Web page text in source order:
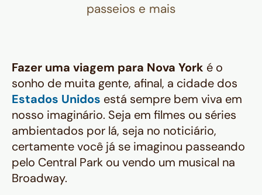
passeios e mais
Fazer uma viagem para Nova York é o
sonho de muita gente, afinal, a cidade dos
Estados Unidos está sempre bem viva em
nosso imaginário. Seja em filmes ou séries
ambientados por lá, seja no noticiário,
certamente você já se imaginou passeando
pelo Central Park ou vendo um musical na
Broadway.